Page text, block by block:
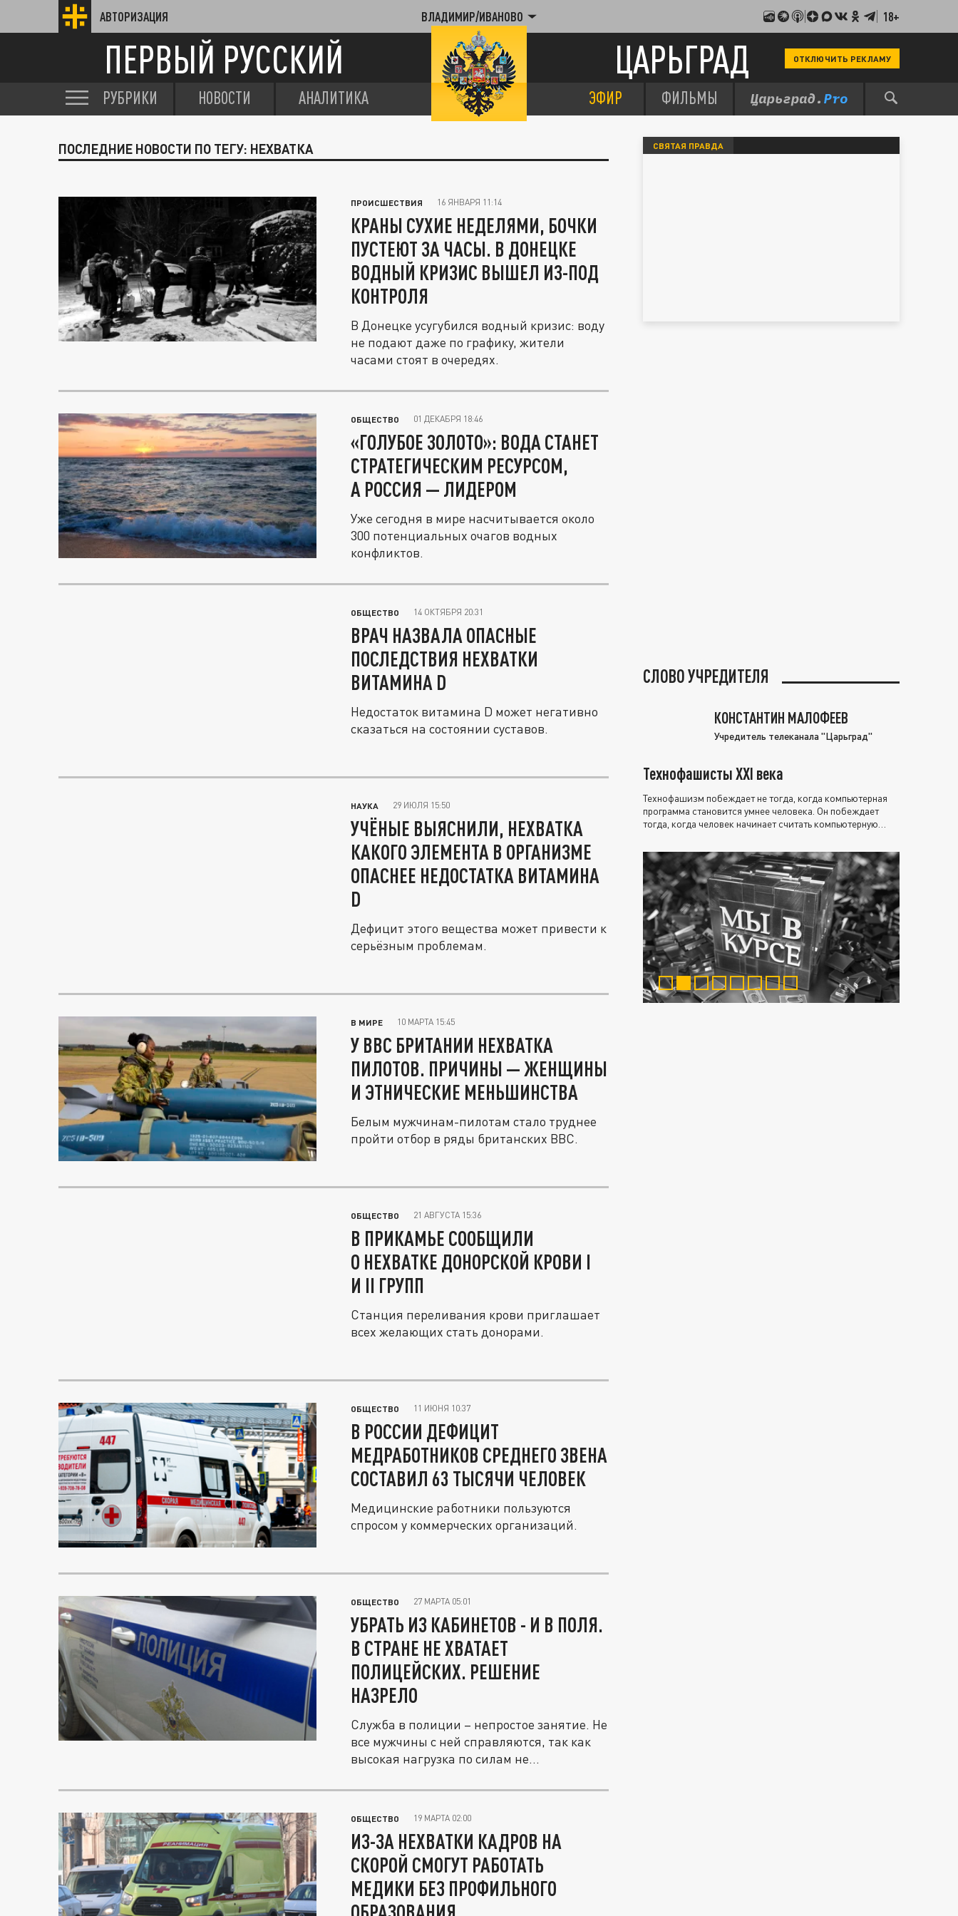
АВТОРИЗАЦИЯ ВЛАДИМИР/ИВАНОВО 18+
ПЕРВЫЙ РУССКИЙ ЦАРЬГРАД ОТКЛЮЧИТЬ РЕКЛАМУ
РУБРИКИ НОВОСТИ АНАЛИТИКА ЭФИР ФИЛЬМЫ
ПОСЛЕДНИЕ НОВОСТИ ПО ТЕГУ: НЕХВАТКА
ПРОИСШЕСТВИЯ 16 ЯНВАРЯ 11:14
КРАНЫ СУХИЕ НЕДЕЛЯМИ, БОЧКИ
ПУСТЕЮТ ЗА ЧАСЫ. В ДОНЕЦКЕ
ВОДНЫЙ КРИЗИС ВЫШЕЛ ИЗ-ПОД
КОНТРОЛЯ
В Донецке усугубился водный кризис: воду
не подают даже по графику, жители
часами стоят в очередях.
ОБЩЕСТВО 01 ДЕКАБРЯ 18:46
«ГОЛУБОЕ ЗОЛОТО»: ВОДА СТАНЕТ
СТРАТЕГИЧЕСКИМ РЕСУРСОМ,
А РОССИЯ — ЛИДЕРОМ
Уже сегодня в мире насчитывается около
300 потенциальных очагов водных
конфликтов.
ОБЩЕСТВО 14 ОКТЯБРЯ 20:31
ВРАЧ НАЗВАЛА ОПАСНЫЕ
ПОСЛЕДСТВИЯ НЕХВАТКИ
ВИТАМИНА D
Недостаток витамина D может негативно
сказаться на состоянии суставов.
НАУКА 29 ИЮЛЯ 15:50
УЧЁНЫЕ ВЫЯСНИЛИ, НЕХВАТКА
КАКОГО ЭЛЕМЕНТА В ОРГАНИЗМЕ
ОПАСНЕЕ НЕДОСТАТКА ВИТАМИНА
D
Дефицит этого вещества может привести к
серьёзным проблемам.
В МИРЕ 10 МАРТА 15:45
У ВВС БРИТАНИИ НЕХВАТКА
ПИЛОТОВ. ПРИЧИНЫ — ЖЕНЩИНЫ
И ЭТНИЧЕСКИЕ МЕНЬШИНСТВА
Белым мужчинам-пилотам стало труднее
пройти отбор в ряды британских ВВС.
ОБЩЕСТВО 21 АВГУСТА 15:36
В ПРИКАМЬЕ СООБЩИЛИ
О НЕХВАТКЕ ДОНОРСКОЙ КРОВИ I
И II ГРУПП
Станция переливания крови приглашает
всех желающих стать донорами.
ОБЩЕСТВО 11 ИЮНЯ 10:37
В РОССИИ ДЕФИЦИТ
МЕДРАБОТНИКОВ СРЕДНЕГО ЗВЕНА
СОСТАВИЛ 63 ТЫСЯЧИ ЧЕЛОВЕК
Медицинские работники пользуются
спросом у коммерческих организаций.
ОБЩЕСТВО 27 МАРТА 05:01
УБРАТЬ ИЗ КАБИНЕТОВ - И В ПОЛЯ.
В СТРАНЕ НЕ ХВАТАЕТ
ПОЛИЦЕЙСКИХ. РЕШЕНИЕ
НАЗРЕЛО
Служба в полиции – непростое занятие. Не
все мужчины с ней справляются, так как
высокая нагрузка по силам не...
ОБЩЕСТВО 19 МАРТА 02:00
ИЗ-ЗА НЕХВАТКИ КАДРОВ НА
СКОРОЙ СМОГУТ РАБОТАТЬ
МЕДИКИ БЕЗ ПРОФИЛЬНОГО
СВЯТАЯ ПРАВДА
СЛОВО УЧРЕДИТЕЛЯ
КОНСТАНТИН МАЛОФЕЕВ
Учредитель телеканала "Царьград"
Технофашисты XXI века
Технофашизм побеждает не тогда, когда компьютерная
программа становится умнее человека. Он побеждает
тогда, когда человек начинает считать компьютерную